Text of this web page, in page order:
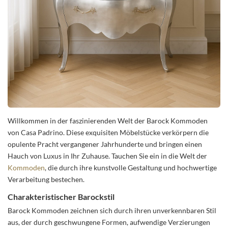
Willkommen in der faszinierenden Welt der Barock Kommoden
von Casa Padrino. Diese exquisiten Möbelstücke verkörpern die
opulente Pracht vergangener Jahrhunderte und bringen einen
Hauch von Luxus in Ihr Zuhause. Tauchen Sie ein in die Welt der
Kommoden, die durch ihre kunstvolle Gestaltung und hochwertige
Verarbeitung bestechen.
Charakteristischer Barockstil
Barock Kommoden zeichnen sich durch ihren unverkennbaren Stil
aus, der durch geschwungene Formen, aufwendige Verzierungen